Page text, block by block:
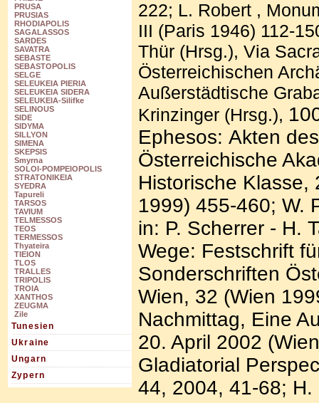
PRUSA
PRUSIAS
RHODIAPOLIS
SAGALASSOS
SARDES
SAVATRA
SEBASTE
SEBASTOPOLIS
SELGE
SELEUKEIA PIERIA
SELEUKEIA SIDERA
SELEUKEIA-Silifke
SELINOUS
SIDE
SIDYMA
SILLYON
SIMENA
SKEPSIS
Smyrna
SOLOI-POMPEIOPOLIS
STRATONIKEIA
SYEDRA
Tapureli
TARSOS
TAVIUM
TELMESSOS
TEOS
TERMESSOS
Thyateira
TIEION
TLOS
TRALLES
TRIPOLIS
TROIA
XANTHOS
ZEUGMA
Zile
Tunesien
Ukraine
Ungarn
Zypern
222; L. Robert ,
III (Paris 1946) 112-
Thür (Hrsg.), Via
Österreichischen
Außerstädtische
Krinzinger (Hrsg.),
Ephesos: Akten
Österreichische
Historische Klasse,
1999) 455-460; W.
in: P. Scherrer - H.
Wege: Festschrift
Sonderschriften
Wien, 32 (Wien
Nachmittag, Eine
20. April 2002
Gladiatorial
44, 2004, 41-68;